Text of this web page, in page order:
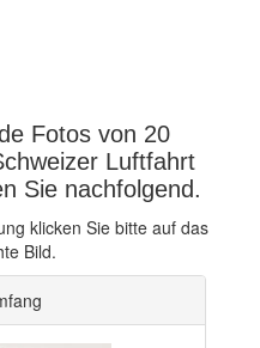
Fotos von 20
Luftfahrt
Sie nachfolgend.
klicken Sie bitte auf das
Bild.